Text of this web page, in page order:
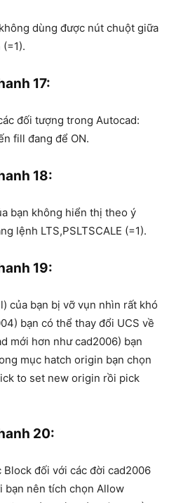
dùng được nút chuột giữa
17:
đối tượng trong Autocad:
fill đang để ON.
18:
bạn không hiển thị theo ý
lệnh LTS,PSLTSCALE (=1).
19:
của bạn bị vỡ vụn nhìn rất khó
bạn có thể thay đổi UCS về
mới hơn như cad2006) bạn
mục hatch origin bạn chọn
to set new origin rồi pick
20:
đối với các đời cad2006
bạn nên tích chọn Allow